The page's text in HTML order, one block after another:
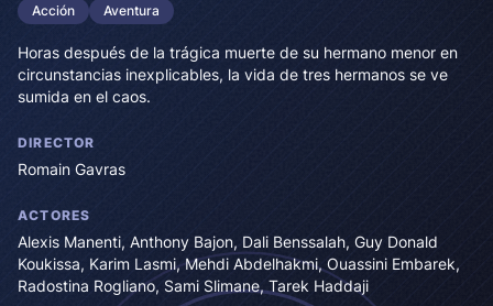
Acción
Aventura
Horas después de la trágica muerte de su hermano menor en
circunstancias inexplicables, la vida de tres hermanos se ve
sumida en el caos.
DIRECTOR
Romain Gavras
ACTORES
Alexis Manenti, Anthony Bajon, Dali Benssalah, Guy Donald
Koukissa, Karim Lasmi,Mehdi Abdelhakmi, Ouassini Embarek,
Radostina Rogliano, Sami Slimane, Tarek Haddaji